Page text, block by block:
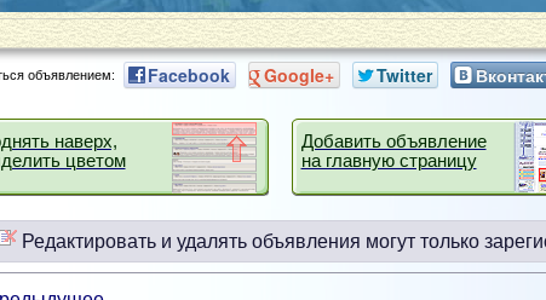
объявлением: Facebook Google+ Twitter
наверх,
цветом
Добавить объявление
на главную страницу
Редактировать и удалять объявления могут только